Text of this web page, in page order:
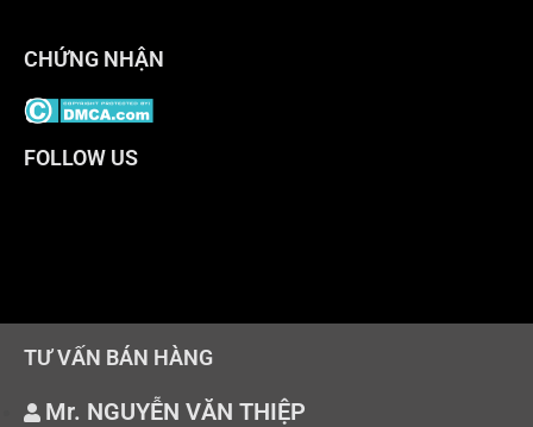
CHỨNG NHẬN
FOLLOW US
TƯ VẤN BÁN HÀNG
Mr. NGUYỄN VĂN THIỆP